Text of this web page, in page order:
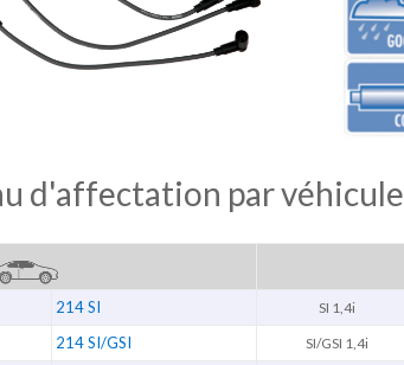
d'affectation par véhicule
214 SI SI 1,4i
214 SI/GSI SI/GSI 1,4i